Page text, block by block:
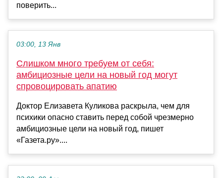
поверить...
03:00, 13 Янв
Слишком много требуем от себя:
амбициозные цели на новый год могут
спровоцировать апатию
Доктор Елизавета Куликова раскрыла, чем для
психики опасно ставить перед собой чрезмерно
амбициозные цели на новый год, пишет
«Газета.ру»....